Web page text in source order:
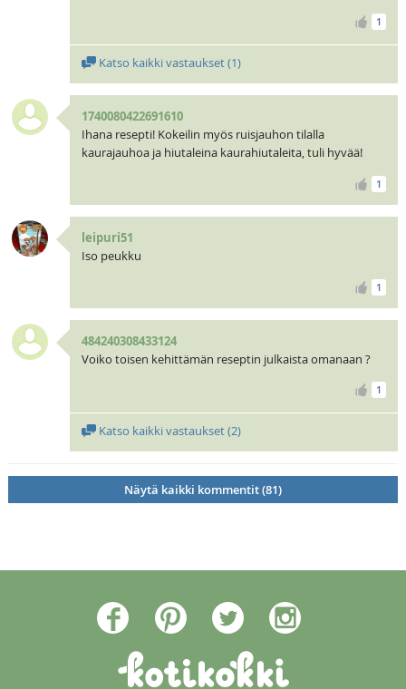
1
Katso kaikki vastaukset (1)
1740080422691610
Ihana resepti! Kokeilin myös ruisjauhon tilalla
kaurajauhoa ja hiutaleina kaurahiutaleita, tuli hyvää!
1
leipuri51
Iso peukku
1
484240308433124
Voiko toisen kehittämän reseptin julkaista omanaan ?
1
Katso kaikki vastaukset (2)
Näytä kaikki kommentit (81)